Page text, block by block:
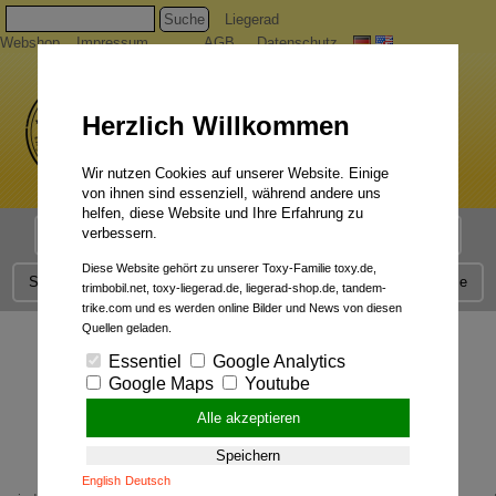
Suche
Liegerad
Webshop
Impressum AGB Datenschutz
Liegerad Modelle
Service Qualität Liegerad News Kontakt Presse
Herzlich Willkommen
Wir nutzen Cookies auf unserer Website. Einige
von ihnen sind essenziell, während andere uns
helfen, diese Website und Ihre Erfahrung zu
verbessern.
Diese Website gehört zu unserer Toxy-Familie toxy.de,
trimbobil.net, toxy-liegerad.de, liegerad-shop.de, tandem-
trike.com und es werden online Bilder und News von diesen
Quellen geladen.
Essentiel
Google Analytics
Google Maps
Youtube
Alle akzeptieren
Speichern
English Deutsch